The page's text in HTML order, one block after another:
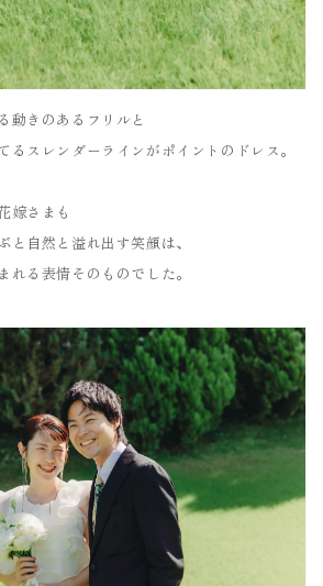
動きのあるフリルと
るスレンダーラインがポイントのドレス。
嫁さまも
自然と溢れ出す笑顔は、
れる表情そのものでした。